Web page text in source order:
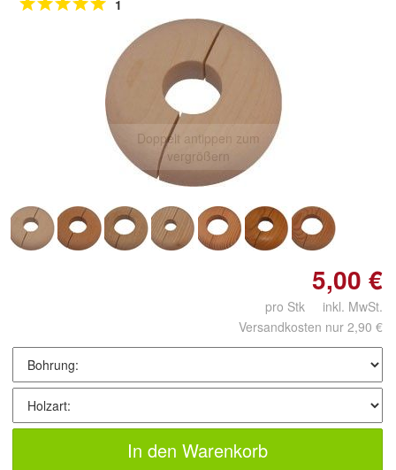
1
Doppelt antippen zum
vergrößern
5,00 €
pro Stk inkl. MwSt.
Versandkosten nur 2,90 €
In den Warenkorb